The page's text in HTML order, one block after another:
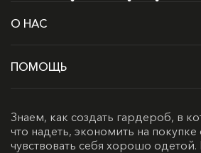
О НАС
ПОМОЩЬ
Знаем, как создать гардероб, в
что надеть, экономить на
чувствовать себя хорошо